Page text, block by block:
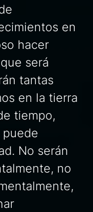
en
hacer
será
tantas
en la tierra
tiempo,
No serán
no